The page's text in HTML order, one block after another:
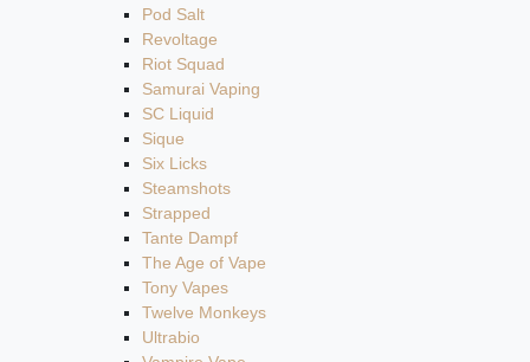
Pod Salt
Revoltage
Riot Squad
Samurai Vaping
SC Liquid
Sique
Six Licks
Steamshots
Strapped
Tante Dampf
The Age of Vape
Tony Vapes
Twelve Monkeys
Ultrabio